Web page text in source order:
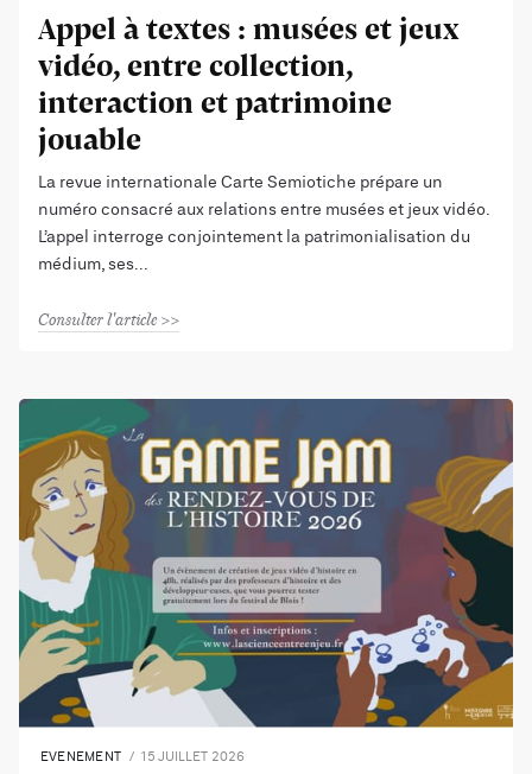
Appel à textes : musées et jeux
vidéo, entre collection,
interaction et patrimoine
jouable
La revue internationale Carte Semiotiche prépare un
numéro consacré aux relations entre musées et jeux vidéo.
L’appel interroge conjointement la patrimonialisation du
médium, ses
Consulter l'article
EVENEMENT 15 JUILLET 2026